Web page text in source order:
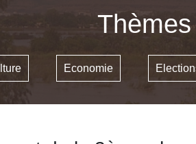
Thèmes
Economie